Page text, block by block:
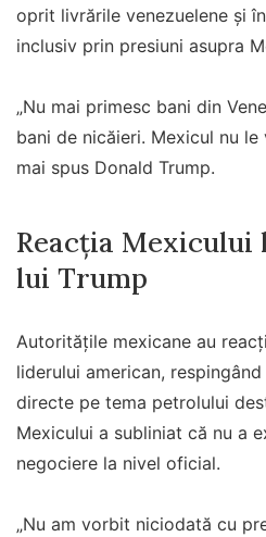
oprit livrările venezuelene și
inclusiv prin presiuni asupra
„Nu mai primesc bani din
bani de nicăieri. Mexicul nu
mai spus Donald Trump.
Reacția
lui Trump
Autoritățile mexicane au
liderului american,
directe pe tema petrolului
Mexicului a subliniat că nu a
negociere la nivel oficial.
„Nu am vorbit niciodată cu